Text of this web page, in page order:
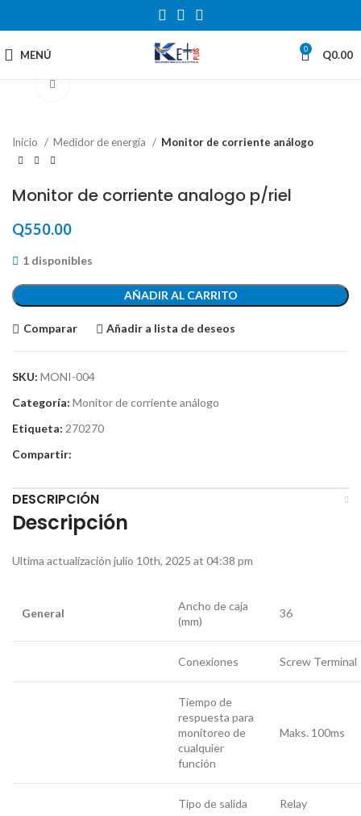
MENÚ 0 Q0.00
Inicio Medidor de energía Monitor de corriente análogo
Monitor de corriente analogo p/riel
Q550.00
1 disponibles
AÑADIR AL CARRITO
Comparar Añadir a lista de deseos
SKU: MONI-004
Categoría: Monitor de corriente análogo
Etiqueta: 270270
Compartir:
DESCRIPCIÓN
Descripción
Ultima actualización julio 10th, 2025 at 04:38 pm
General
Ancho de caja
(mm)
36
Conexiones Screw Terminal
Tiempo de
respuesta para
monitoreo de
cualquier
función
Maks. 100ms
Tipo de salida Relay